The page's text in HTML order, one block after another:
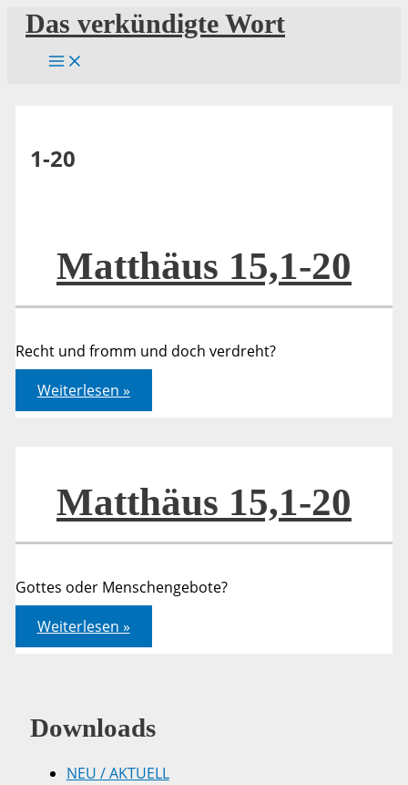
Zum
Inhalt
springen
Das verkündigte Wort
1-20
Matthäus 15,1-20
Recht und fromm und doch verdreht?
Matthäus
15,1-
20
Weiterlesen »
Matthäus 15,1-20
Gottes oder Menschengebote?
Matthäus
15,1-
20
Weiterlesen »
Downloads
NEU / AKTUELL